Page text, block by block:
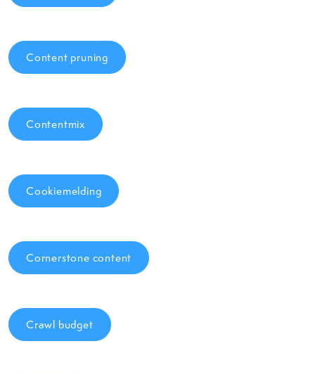
Content pruning
Contentmix
Cookiemelding
Cornerstone content
Crawl budget